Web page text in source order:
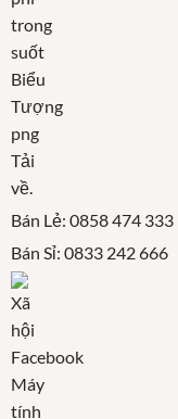
Bán Lẻ: 0858 474 333
Bán Sỉ: 0833 242 666